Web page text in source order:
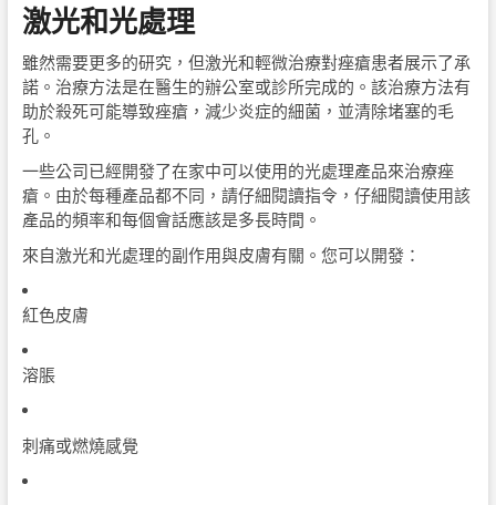
激光和光處理
雖然需要更多的研究，但激光和輕微治療對痤瘡患者展示了承
諾。治療方法是在醫生的辦公室或診所完成的。該治療方法有
助於殺死可能導致痤瘡，減少炎症的細菌，並清除堵塞的毛
孔。
一些公司已經開發了在家中可以使用的光處理產品來治療痤
瘡。由於每種產品都不同，請仔細閱讀指令，仔細閱讀使用該
產品的頻率和每個會話應該是多長時間。
來自激光和光處理的副作用與皮膚有關。您可以開發：
紅色皮膚
溶脹
刺痛或燃燒感覺